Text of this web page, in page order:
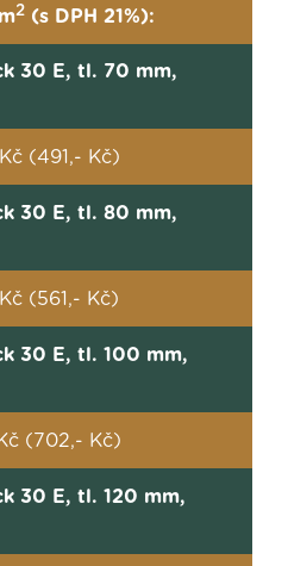
2(s DPH 21%):
30 E, tl. 70 mm,
(491,- Kč)
30 E, tl. 80 mm,
(561,- Kč)
30 E, tl. 100 mm,
(702,- Kč)
30 E, tl. 120 mm,